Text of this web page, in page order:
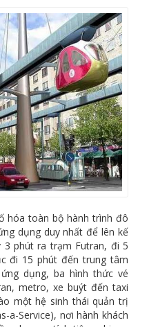
hóa toàn bộ hành trình đô
dụng duy nhất để lên kế
3 phút ra trạm Futran, đi 5
đi 15 phút đến trung tâm
dụng, ba hình thức vé
metro, xe buýt đến taxi
một hệ sinh thái quản trị
a-Service), nơi hành khách